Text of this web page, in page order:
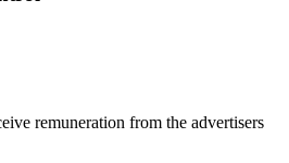
remuneration from the advertisers